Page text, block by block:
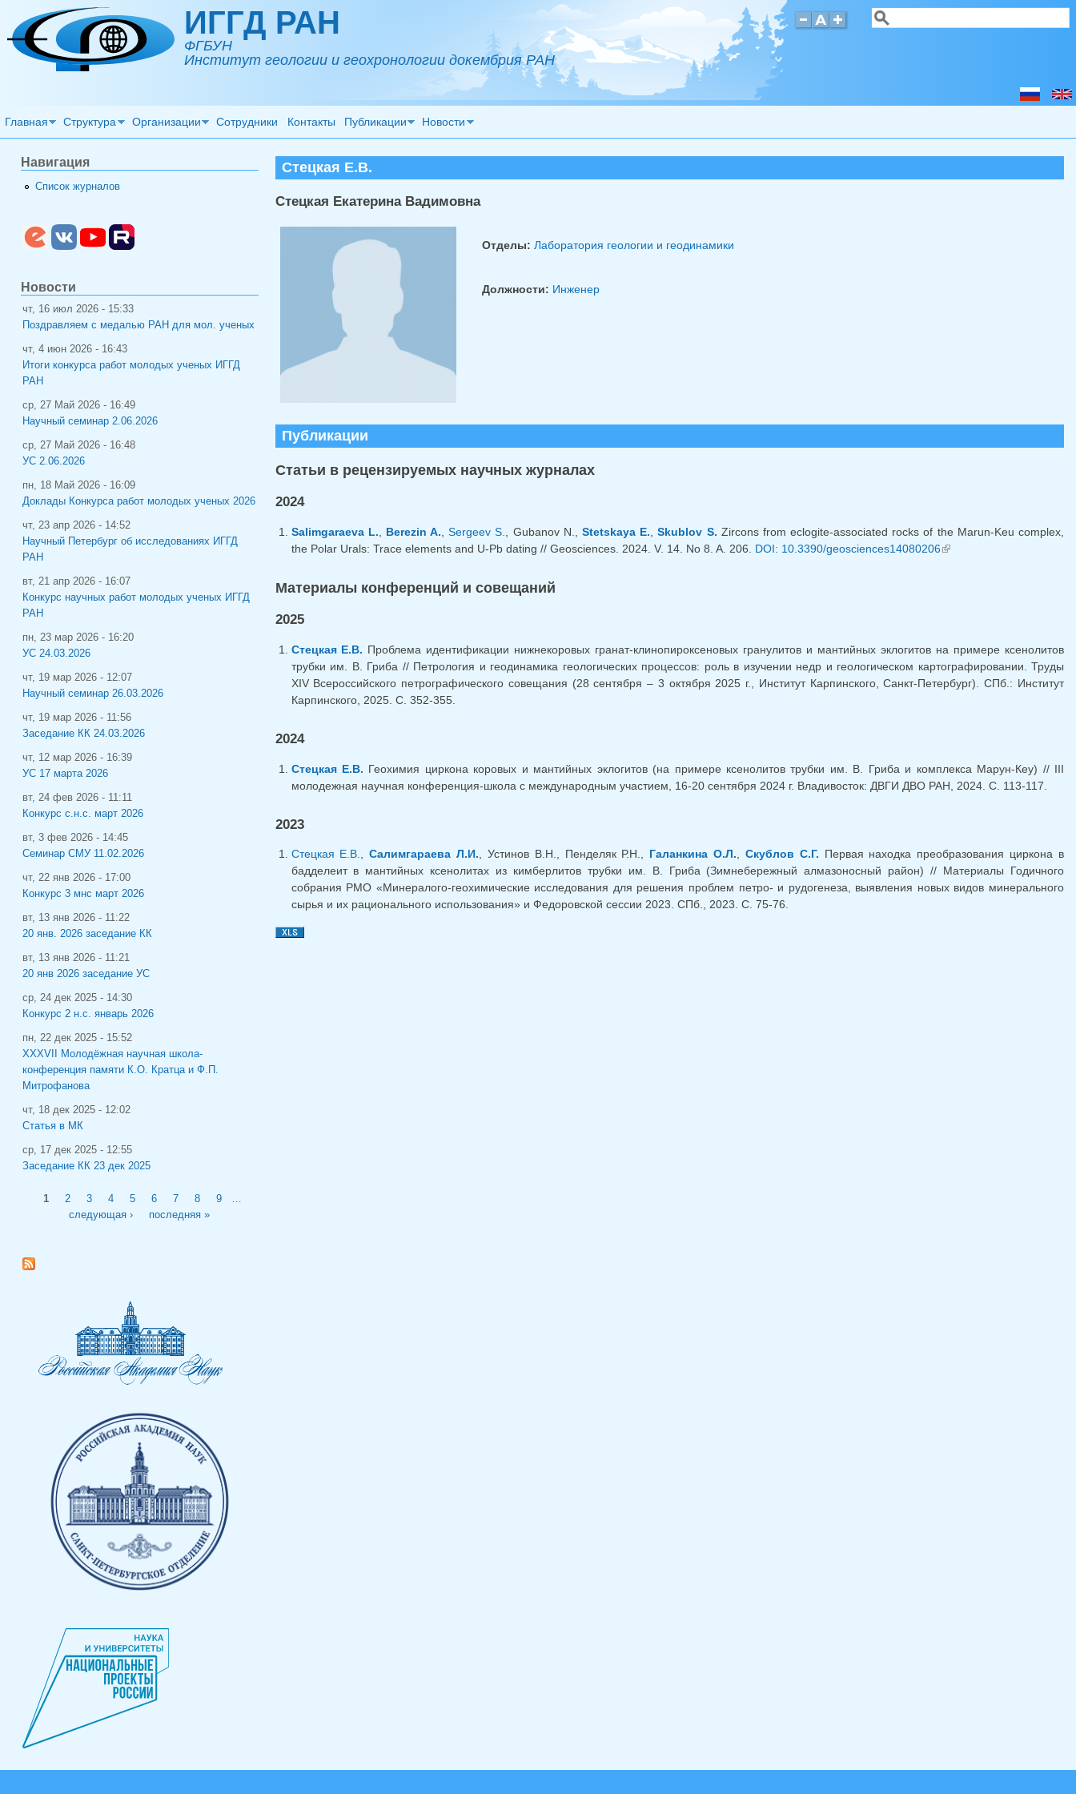
Перейти к основному содержанию ИГГД РАН
ФГБУН
Институт геологии и геохронологии докембрия РАН
Форма поиска
Поиск
Главная Структура Организации Сотрудники Контакты Публикации Новости
Стецкая Е.В.
Стецкая Екатерина Вадимовна
Отделы: Лаборатория геологии и геодинамики
Должности: Инженер
Публикации
Статьи в рецензируемых научных журналах
2024
Salimgaraeva L. Berezin A. ,Sergeev S. , Gubanov N., Stetskaya E. ,Skublov S. Zircons from eclogite-associated rocks of the Marun-Keu complex,
the Polar Urals: Trace elements and U-Pb dating // Geosciences. 2024. V. 14. No 8. A. 206. DOI: 10.3390/geosciences14080206(внешняя ссылка)
Материалы конференций и совещаний
2025
Стецкая Е.В. Проблема идентификации нижнекоровых гранат-клинопироксеновых гранулитов и мантийных эклогитов на примере ксенолитов
трубки им. В. Гриба // Петрология и геодинамика геологических процессов: роль в изучении недр и геологическом картографировании. Труды
XIV Всероссийского петрографического совещания (28 сентября – 3 октября 2025 г., Институт Карпинского, Санкт-Петербург). СПб.: Институт
Карпинского, 2025. С. 352-355.
2024
Стецкая Е.В. Геохимия циркона коровых и мантийных эклогитов (на примере ксенолитов трубки им. В. Гриба и комплекса Марун-Кеу) // III
молодежная научная конференция-школа с международным участием, 16-20 сентября 2024 г. Владивосток: ДВГИ ДВО РАН, 2024. С. 113-117.
2023
Стецкая Е.В.,Салимгараева Л.И., Устинов В.Н., Пенделяк Р.Н., Галанкина О.Л., Скублов С.Г. Первая находка преобразования циркона в
бадделеит в мантийных ксенолитах из кимберлитов трубки им. В. Гриба (Зимнебережный алмазоносный район) // Материалы Годичного
собрания РМО «Минералого-геохимические исследования для решения проблем петро- и рудогенеза, выявления новых видов минерального
сырья и их рационального использования» и Федоровской сессии 2023. СПб., 2023. С. 75-76.
Навигация
Список журналов
Новости
чт, 16 июл 2026 - 15:33
Поздравляем с медалью РАН для мол. ученых
чт, 4 июн 2026 - 16:43
Итоги конкурса работ молодых ученых ИГГД
РАН
ср, 27 Май 2026 - 16:49
Научный семинар 2.06.2026
ср, 27 Май 2026 - 16:48
УС 2.06.2026
пн, 18 Май 2026 - 16:09
Доклады Конкурса работ молодых ученых 2026
чт, 23 апр 2026 - 14:52
Научный Петербург об исследованиях ИГГД
РАН
вт, 21 апр 2026 - 16:07
Конкурс научных работ молодых ученых ИГГД
РАН
пн, 23 мар 2026 - 16:20
УС 24.03.2026
чт, 19 мар 2026 - 12:07
Научный семинар 26.03.2026
чт, 19 мар 2026 - 11:56
Заседание КК 24.03.2026
чт, 12 мар 2026 - 16:39
УС 17 марта 2026
вт, 24 фев 2026 - 11:11
Конкурс с.н.с. март 2026
вт, 3 фев 2026 - 14:45
Семинар СМУ 11.02.2026
чт, 22 янв 2026 - 17:00
Конкурс 3 мнс март 2026
вт, 13 янв 2026 - 11:22
20 янв. 2026 заседание КК
вт, 13 янв 2026 - 11:21
20 янв 2026 заседание УС
ср, 24 дек 2025 - 14:30
Конкурс 2 н.с. январь 2026
пн, 22 дек 2025 - 15:52
XXXVII Молодёжная научная школа-
конференция памяти К.О. Кратца и Ф.П.
Митрофанова
чт, 18 дек 2025 - 12:02
Статья в МК
ср, 17 дек 2025 - 12:55
Заседание КК 23 дек 2025
Страницы
1 2 3 4 5 6 7 8 9
следующая ›
последняя »